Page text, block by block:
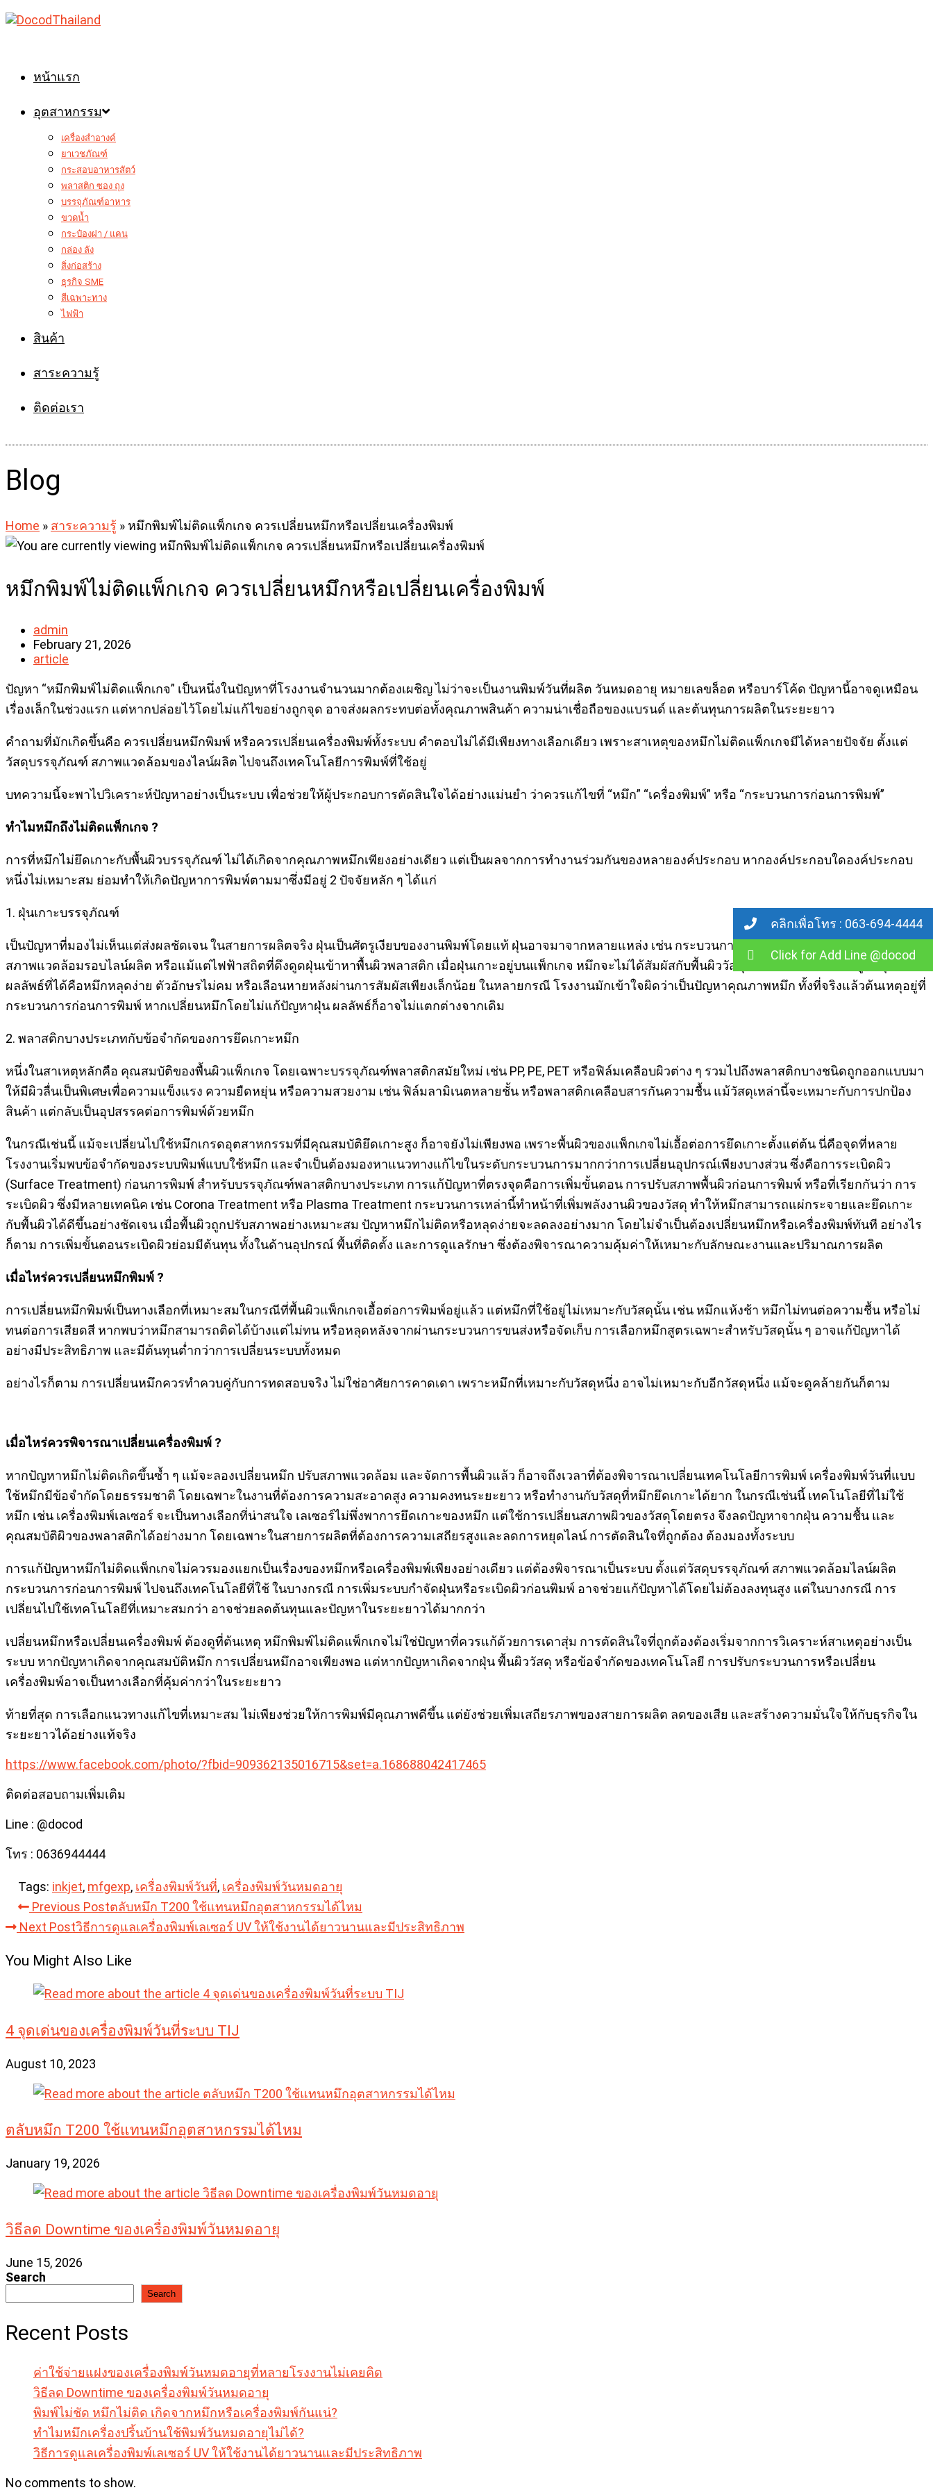
Skip
to
หน้าแรก
อุตสาหกรรม
เครื่องสำอางค์
ยาเวชภัณฑ์
กระสอบอาหารสัตว์
พลาสติก ซอง ถุง
บรรจุภัณฑ์อาหาร
ขวดน้ำ
กระป๋องฝา / แคน
กล่อง ลัง
สิ่งก่อสร้าง
ธุรกิจ SME
สีเฉพาะทาง
ไฟฟ้า
สินค้า
สาระความรู้
ติดต่อเรา
Blog
Home » สาระความรู้ » หมึกพิมพ์ไม่ติดแพ็กเกจ ควรเปลี่ยนหมึกหรือเปลี่ยนเครื่องพิมพ์
หมึกพิมพ์ไม่ติดแพ็กเกจ ควรเปลี่ยนหมึกหรือเปลี่ยนเครื่องพิมพ์
Post
author:
admin
Post
published:
February 21, 2026
Post
article
ปัญหา “หมึกพิมพ์ไม่ติดแพ็กเกจ” เป็นหนึ่งในปัญหาที่โรงงานจำนวนมากต้องเผชิญ ไม่ว่าจะเป็นงานพิมพ์วันที่ผลิต วันหมดอายุ หมายเลขล็อต หรือบาร์โค้ด ปัญหานี้อาจดูเหมือน
เรื่องเล็กในช่วงแรก แต่หากปล่อยไว้โดยไม่แก้ไขอย่างถูกจุด อาจส่งผลกระทบต่อทั้งคุณภาพสินค้า ความน่าเชื่อถือของแบรนด์ และต้นทุนการผลิตในระยะยาว
คำถามที่มักเกิดขึ้นคือ ควรเปลี่ยนหมึกพิมพ์ หรือควรเปลี่ยนเครื่องพิมพ์ทั้งระบบ คำตอบไม่ได้มีเพียงทางเลือกเดียว เพราะสาเหตุของหมึกไม่ติดแพ็กเกจมีได้หลายปัจจัย ตั้งแต่
วัสดุบรรจุภัณฑ์ สภาพแวดล้อมของไลน์ผลิต ไปจนถึงเทคโนโลยีการพิมพ์ที่ใช้อยู่
บทความนี้จะพาไปวิเคราะห์ปัญหาอย่างเป็นระบบ เพื่อช่วยให้ผู้ประกอบการตัดสินใจได้อย่างแม่นยำ ว่าควรแก้ไขที่ “หมึก” “เครื่องพิมพ์” หรือ “กระบวนการก่อนการพิมพ์”
ทำไมหมึกถึงไม่ติดแพ็กเกจ ?
การที่หมึกไม่ยึดเกาะกับพื้นผิวบรรจุภัณฑ์ ไม่ได้เกิดจากคุณภาพหมึกเพียงอย่างเดียว แต่เป็นผลจากการทำงานร่วมกันของหลายองค์ประกอบ หากองค์ประกอบใดองค์ประกอบ
หนึ่งไม่เหมาะสม ย่อมทำให้เกิดปัญหาการพิมพ์ตามมาซึ่งมีอยู่ 2 ปัจจัยหลัก ๆ ได้แก่
1. ฝุ่นเกาะบรรจุภัณฑ์
เป็นปัญหาที่มองไม่เห็นแต่ส่งผลชัดเจน ในสายการผลิตจริง ฝุ่นเป็นศัตรูเงียบของงานพิมพ์โดยแท้ ฝุ่นอาจมาจากหลายแหล่ง เช่น กระบวนการตัดฟิล์ม การเคลื่อนย้ายแพ็กเกจ
สภาพแวดล้อมรอบไลน์ผลิต หรือแม้แต่ไฟฟ้าสถิตที่ดึงดูดฝุ่นเข้าหาพื้นผิวพลาสติก เมื่อฝุ่นเกาะอยู่บนแพ็กเกจ หมึกจะไม่ได้สัมผัสกับพื้นผิววัสดุโดยตรง แต่ไปเกาะอยู่บนฝุ่นแทน
ผลลัพธ์ที่ได้คือหมึกหลุดง่าย ตัวอักษรไม่คม หรือเลือนหายหลังผ่านการสัมผัสเพียงเล็กน้อย ในหลายกรณี โรงงานมักเข้าใจผิดว่าเป็นปัญหาคุณภาพหมึก ทั้งที่จริงแล้วต้นเหตุอยู่ที่
กระบวนการก่อนการพิมพ์ หากเปลี่ยนหมึกโดยไม่แก้ปัญหาฝุ่น ผลลัพธ์ก็อาจไม่แตกต่างจากเดิม
2. พลาสติกบางประเภทกับข้อจำกัดของการยึดเกาะหมึก
หนึ่งในสาเหตุหลักคือ คุณสมบัติของพื้นผิวแพ็กเกจ โดยเฉพาะบรรจุภัณฑ์พลาสติกสมัยใหม่ เช่น PP, PE, PET หรือฟิล์มเคลือบผิวต่าง ๆ รวมไปถึงพลาสติกบางชนิดถูกออกแบบมา
ให้มีผิวลื่นเป็นพิเศษเพื่อความแข็งแรง ความยืดหยุ่น หรือความสวยงาม เช่น ฟิล์มลามิเนตหลายชั้น หรือพลาสติกเคลือบสารกันความชื้น แม้วัสดุเหล่านี้จะเหมาะกับการปกป้อง
สินค้า แต่กลับเป็นอุปสรรคต่อการพิมพ์ด้วยหมึก
ในกรณีเช่นนี้ แม้จะเปลี่ยนไปใช้หมึกเกรดอุตสาหกรรมที่มีคุณสมบัติยึดเกาะสูง ก็อาจยังไม่เพียงพอ เพราะพื้นผิวของแพ็กเกจไม่เอื้อต่อการยึดเกาะตั้งแต่ต้น นี่คือจุดที่หลาย
โรงงานเริ่มพบข้อจำกัดของระบบพิมพ์แบบใช้หมึก และจำเป็นต้องมองหาแนวทางแก้ไขในระดับกระบวนการมากกว่าการเปลี่ยนอุปกรณ์เพียงบางส่วน ซึ่งคือการระเบิดผิว
(Surface Treatment) ก่อนการพิมพ์ สำหรับบรรจุภัณฑ์พลาสติกบางประเภท การแก้ปัญหาที่ตรงจุดคือการเพิ่มขั้นตอน การปรับสภาพพื้นผิวก่อนการพิมพ์ หรือที่เรียกกันว่า การ
ระเบิดผิว ซึ่งมีหลายเทคนิค เช่น Corona Treatment หรือ Plasma Treatment กระบวนการเหล่านี้ทำหน้าที่เพิ่มพลังงานผิวของวัสดุ ทำให้หมึกสามารถแผ่กระจายและยึดเกาะ
กับพื้นผิวได้ดีขึ้นอย่างชัดเจน เมื่อพื้นผิวถูกปรับสภาพอย่างเหมาะสม ปัญหาหมึกไม่ติดหรือหลุดง่ายจะลดลงอย่างมาก โดยไม่จำเป็นต้องเปลี่ยนหมึกหรือเครื่องพิมพ์ทันที อย่างไร
ก็ตาม การเพิ่มขั้นตอนระเบิดผิวย่อมมีต้นทุน ทั้งในด้านอุปกรณ์ พื้นที่ติดตั้ง และการดูแลรักษา ซึ่งต้องพิจารณาความคุ้มค่าให้เหมาะกับลักษณะงานและปริมาณการผลิต
เมื่อไหร่ควรเปลี่ยนหมึกพิมพ์ ?
การเปลี่ยนหมึกพิมพ์เป็นทางเลือกที่เหมาะสมในกรณีที่พื้นผิวแพ็กเกจเอื้อต่อการพิมพ์อยู่แล้ว แต่หมึกที่ใช้อยู่ไม่เหมาะกับวัสดุนั้น เช่น หมึกแห้งช้า หมึกไม่ทนต่อความชื้น หรือไม่
ทนต่อการเสียดสี หากพบว่าหมึกสามารถติดได้บ้างแต่ไม่ทน หรือหลุดหลังจากผ่านกระบวนการขนส่งหรือจัดเก็บ การเลือกหมึกสูตรเฉพาะสำหรับวัสดุนั้น ๆ อาจแก้ปัญหาได้
อย่างมีประสิทธิภาพ และมีต้นทุนต่ำกว่าการเปลี่ยนระบบทั้งหมด
อย่างไรก็ตาม การเปลี่ยนหมึกควรทำควบคู่กับการทดสอบจริง ไม่ใช่อาศัยการคาดเดา เพราะหมึกที่เหมาะกับวัสดุหนึ่ง อาจไม่เหมาะกับอีกวัสดุหนึ่ง แม้จะดูคล้ายกันก็ตาม
เมื่อไหร่ควรพิจารณาเปลี่ยนเครื่องพิมพ์ ?
หากปัญหาหมึกไม่ติดเกิดขึ้นซ้ำ ๆ แม้จะลองเปลี่ยนหมึก ปรับสภาพแวดล้อม และจัดการพื้นผิวแล้ว ก็อาจถึงเวลาที่ต้องพิจารณาเปลี่ยนเทคโนโลยีการพิมพ์ เครื่องพิมพ์วันที่แบบ
ใช้หมึกมีข้อจำกัดโดยธรรมชาติ โดยเฉพาะในงานที่ต้องการความสะอาดสูง ความคงทนระยะยาว หรือทำงานกับวัสดุที่หมึกยึดเกาะได้ยาก ในกรณีเช่นนี้ เทคโนโลยีที่ไม่ใช้
หมึก เช่น เครื่องพิมพ์เลเซอร์ จะเป็นทางเลือกที่น่าสนใจ เลเซอร์ไม่พึ่งพาการยึดเกาะของหมึก แต่ใช้การเปลี่ยนสภาพผิวของวัสดุโดยตรง จึงลดปัญหาจากฝุ่น ความชื้น และ
คุณสมบัติผิวของพลาสติกได้อย่างมาก โดยเฉพาะในสายการผลิตที่ต้องการความเสถียรสูงและลดการหยุดไลน์ การตัดสินใจที่ถูกต้อง ต้องมองทั้งระบบ
การแก้ปัญหาหมึกไม่ติดแพ็กเกจไม่ควรมองแยกเป็นเรื่องของหมึกหรือเครื่องพิมพ์เพียงอย่างเดียว แต่ต้องพิจารณาเป็นระบบ ตั้งแต่วัสดุบรรจุภัณฑ์ สภาพแวดล้อมไลน์ผลิต
กระบวนการก่อนการพิมพ์ ไปจนถึงเทคโนโลยีที่ใช้ ในบางกรณี การเพิ่มระบบกำจัดฝุ่นหรือระเบิดผิวก่อนพิมพ์ อาจช่วยแก้ปัญหาได้โดยไม่ต้องลงทุนสูง แต่ในบางกรณี การ
เปลี่ยนไปใช้เทคโนโลยีที่เหมาะสมกว่า อาจช่วยลดต้นทุนและปัญหาในระยะยาวได้มากกว่า
เปลี่ยนหมึกหรือเปลี่ยนเครื่องพิมพ์ ต้องดูที่ต้นเหตุ หมึกพิมพ์ไม่ติดแพ็กเกจไม่ใช่ปัญหาที่ควรแก้ด้วยการเดาสุ่ม การตัดสินใจที่ถูกต้องต้องเริ่มจากการวิเคราะห์สาเหตุอย่างเป็น
ระบบ หากปัญหาเกิดจากคุณสมบัติหมึก การเปลี่ยนหมึกอาจเพียงพอ แต่หากปัญหาเกิดจากฝุ่น พื้นผิววัสดุ หรือข้อจำกัดของเทคโนโลยี การปรับกระบวนการหรือเปลี่ยน
เครื่องพิมพ์อาจเป็นทางเลือกที่คุ้มค่ากว่าในระยะยาว
ท้ายที่สุด การเลือกแนวทางแก้ไขที่เหมาะสม ไม่เพียงช่วยให้การพิมพ์มีคุณภาพดีขึ้น แต่ยังช่วยเพิ่มเสถียรภาพของสายการผลิต ลดของเสีย และสร้างความมั่นใจให้กับธุรกิจใน
ระยะยาวได้อย่างแท้จริง
https://www.facebook.com/photo/?fbid=909362135016715&set=a.168688042417465
ติดต่อสอบถามเพิ่มเติม
Line : @docod
โทร : 0636944444
Tags: inkjet, mfgexp, เครื่องพิมพ์วันที่, เครื่องพิมพ์วันหมดอายุ
Read
more
articles
Previous Postตลับหมึก T200 ใช้แทนหมึกอุตสาหกรรมได้ไหม
Next Postวิธีการดูแลเครื่องพิมพ์เลเซอร์ UV ให้ใช้งานได้ยาวนานและมีประสิทธิภาพ
You Might Also Like
4 จุดเด่นของเครื่องพิมพ์วันที่ระบบ TIJ
August 10, 2023
ตลับหมึก T200 ใช้แทนหมึกอุตสาหกรรมได้ไหม
January 19, 2026
วิธีลด Downtime ของเครื่องพิมพ์วันหมดอายุ
June 15, 2026
Search
Search
Recent Posts
ค่าใช้จ่ายแฝงของเครื่องพิมพ์วันหมดอายุที่หลายโรงงานไม่เคยคิด
วิธีลด Downtime ของเครื่องพิมพ์วันหมดอายุ
พิมพ์ไม่ชัด หมึกไม่ติด เกิดจากหมึกหรือเครื่องพิมพ์กันแน่?
ทำไมหมึกเครื่องปริ้นบ้านใช้พิมพ์วันหมดอายุไม่ได้?
วิธีการดูแลเครื่องพิมพ์เลเซอร์ UV ให้ใช้งานได้ยาวนานและมีประสิทธิภาพ
No comments to show.
คลิกเพื่อโทร : 063-694-4444
Click for Add Line @docod